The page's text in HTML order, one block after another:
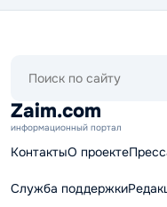
сайту
Zaim.com
информационный портал
КонтактыО проекте
Служба поддержки